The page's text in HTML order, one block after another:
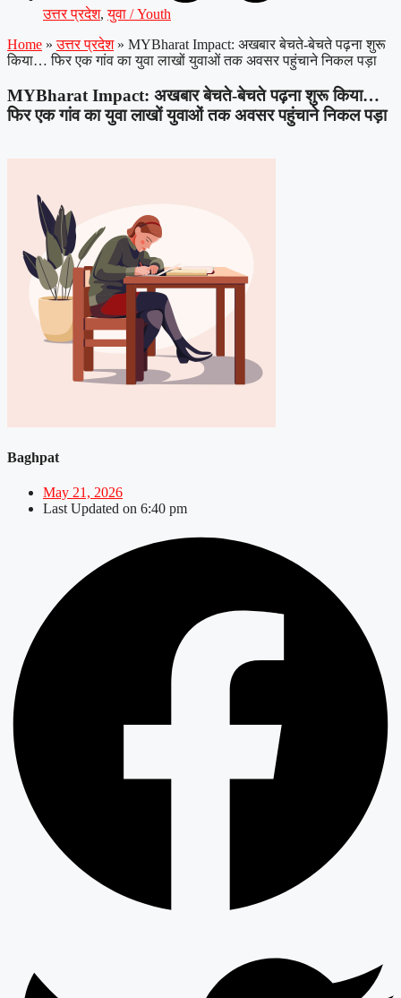
उत्तर प्रदेश,युवा / Youth
Home » उत्तर प्रदेश » MYBharat Impact: अखबार बेचते-बेचते पढ़ना शुरू
किया… फिर एक गांव का युवा लाखों युवाओं तक अवसर पहुंचाने निकल पड़ा
MYBharat Impact: अखबार बेचते-बेचते पढ़ना शुरू किया…
फिर एक गांव का युवा लाखों युवाओं तक अवसर पहुंचाने निकल पड़ा
Baghpat
May 21, 2026
Last Updated on 6:40 pm